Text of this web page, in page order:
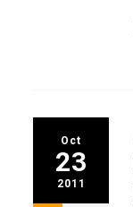
Oct
23
2011